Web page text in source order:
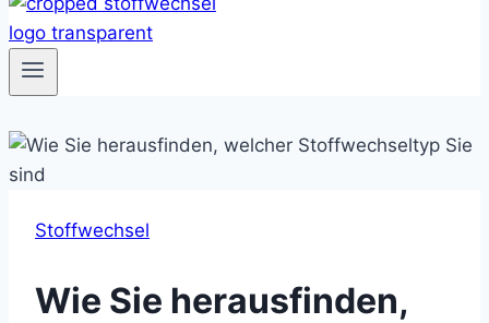
Stoffwechsel
Wie Sie herausfinden,